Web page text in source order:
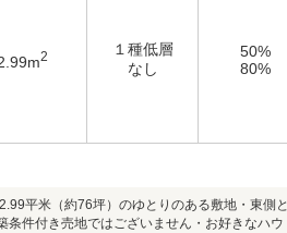
2
１種低層
なし
50%
80%
平米（約76坪）のゆとりのある敷地・東側と
件付き売地ではございません・お好きなハウ